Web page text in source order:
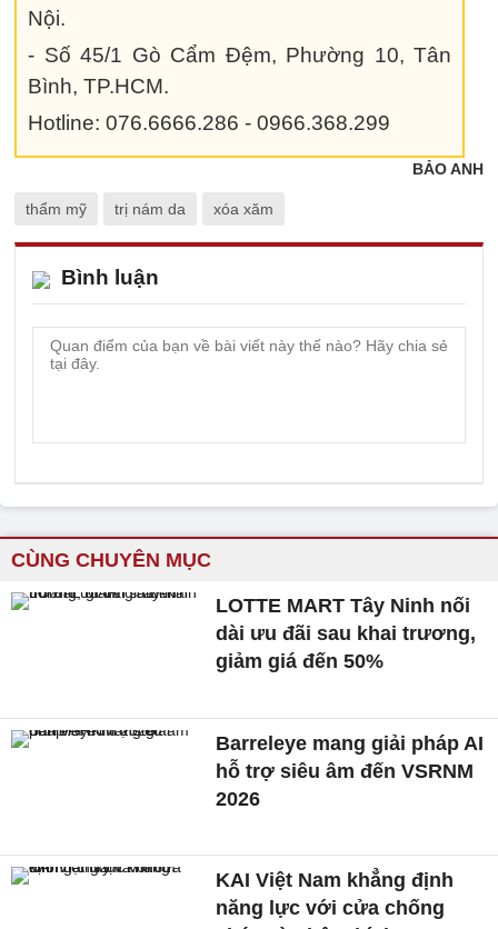
Nội.
- Số 45/1 Gò Cẩm Đệm, Phường 10, Tân
Bình, TP.HCM.
Hotline: 076.6666.286 - 0966.368.299
BẢO ANH
thẩm mỹ trị nám da xóa xăm
Bình luận
CÙNG CHUYÊN MỤC
LOTTE MART Tây Ninh nối
dài ưu đãi sau khai trương,
giảm giá đến 50%
Barreleye mang giải pháp AI
hỗ trợ siêu âm đến VSRNM
2026
KAI Việt Nam khẳng định
năng lực với cửa chống